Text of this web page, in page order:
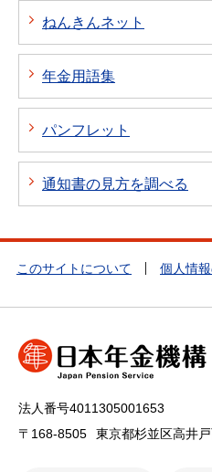
ねんきんネット
年金用語集
パンフレット
通知書の見方を調べる
このサイトについて 個人情
法人番号4011305001653
〒168-8505
東京都杉並区高井